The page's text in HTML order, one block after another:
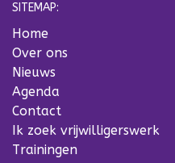
SITEMAP:
Home
Over ons
Nieuws
Agenda
Contact
Ik zoek vrijwilligerswerk
Trainingen